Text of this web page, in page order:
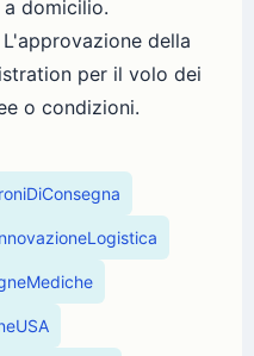
domicilio.
L'approvazione della
per il volo dei
o condizioni.